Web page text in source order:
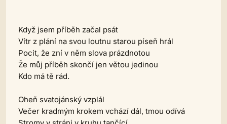
Když jsem příběh začal psát
Vítr z plání na svou loutnu starou píseň hrál
Pocit, že zní v něm slova prázdnotou
Že můj příběh skončí jen větou jedinou
Kdo má tě rád.
Oheň svatojánský vzplál
Večer kradmým krokem vchází dál, tmou odívá